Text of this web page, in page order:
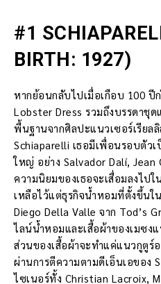
#1
BIRTH: 1927)
หากย้อนกลับไปเมื่อเกือบ 100 ปี
Lobster Dress รวมถึงบรรดาชุ
พื้นฐานจากศิลปะแนวเซอร์เรียล
Schiaparelli เธอมีเพื่อนรอบตัว
ใหญ่ อย่าง Salvador Dalí,
ความนิยมของเธอจะเสื่อมลงไปใ
เหลือไว้แต่ธุรกิจน้ำหอมที่ตั้งขึ้น
Diego Della Valle จาก Tod’s
ไลน์น้ำหอมและเสื้อผ้าของเมซ
ส่วนของเสื้อผ้าจะทำแค่แนวกูตูร์อ
ผ่านการตีความตามดีเอ็นเอของ
ไซเนอร์ทั้ง Christian Lacroix,